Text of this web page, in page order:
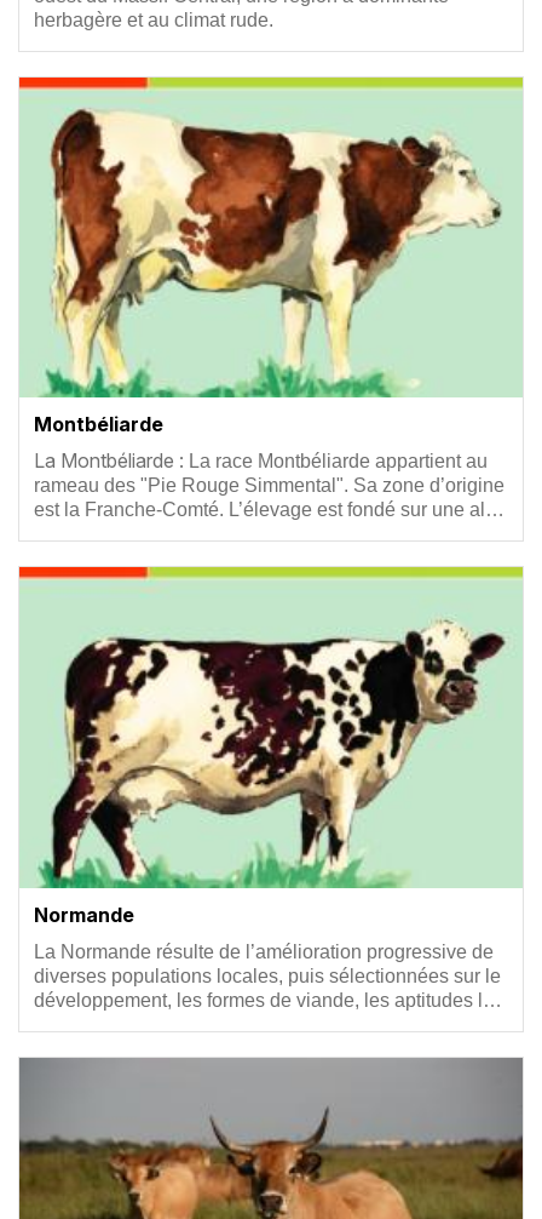
herbagère et au climat rude.
Vignette
Montbéliarde
Résumé
La Montbéliarde : La race Montbéliarde appartient au
rameau des "Pie Rouge Simmental". Sa zone d’origine
est la Franche-Comté. L’élevage est fondé sur une al…
Vignette
Normande
Résumé
La Normande résulte de l’amélioration progressive de
diverses populations locales, puis sélectionnées sur le
développement, les formes de viande, les aptitudes l…